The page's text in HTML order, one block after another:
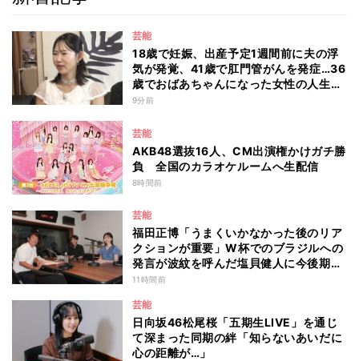
芸能
18歳で妊娠、出産予定1週間前に夫の浮
気が発覚、41歳で肛門管がんを発症…36
歳でおばあちゃんになった女性の人生に
島田珠代も思わず涙 『愛のハイエナ
9分前
芸能
AKB48選抜16人、CM出演権かけガチ勝
負 全国のカラオケルームへ生配信
8時間前
芸能
福田正博「うまくいかなかった後のリア
クションが重要」W杯でのブラジルへの
発言が波紋を呼んだ塩貝健人に今後期待
することは？
11時間前
芸能
日向坂46松尾桜「五期生LIVE」を通じ
て深まった同期の絆「知らないあいだに
心の距離が…」